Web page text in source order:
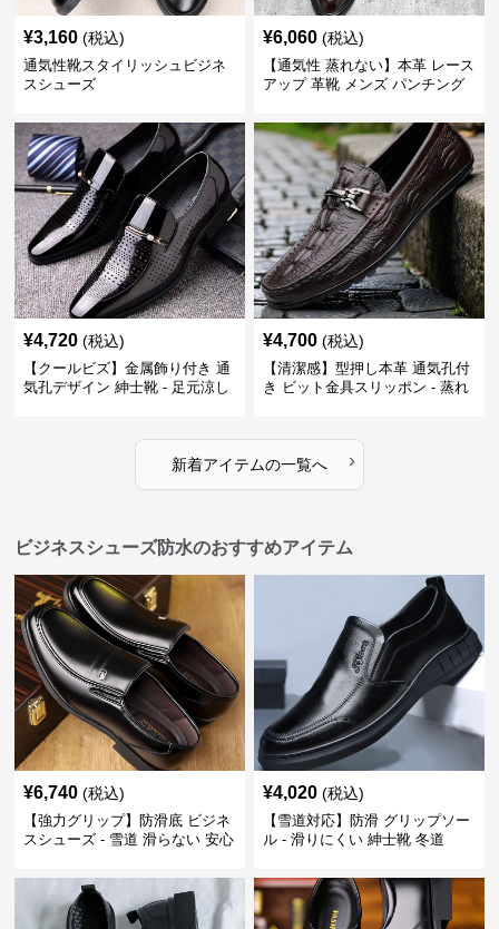
¥3,160 (税込)
通気性靴スタイリッシュビジネ
スシューズ
¥6,060 (税込)
【通気性 蒸れない】本革 レース
アップ 革靴 メンズ パンチング
い 営業
¥4,720 (税込)
【クールビズ】金属飾り付き 通
気孔デザイン 紳士靴 - 足元涼し
¥4,700 (税込)
【清潔感】型押し本革 通気孔付
き ビット金具スリッポン - 蒸れ
新着アイテムの一覧へ ›
ビジネスシューズ防水のおすすめアイテム
¥6,740 (税込)
【強力グリップ】防滑底 ビジネ
スシューズ - 雪道 滑らない 安心
¥4,020 (税込)
【雪道対応】防滑 グリップソー
ル - 滑りにくい 紳士靴 冬道